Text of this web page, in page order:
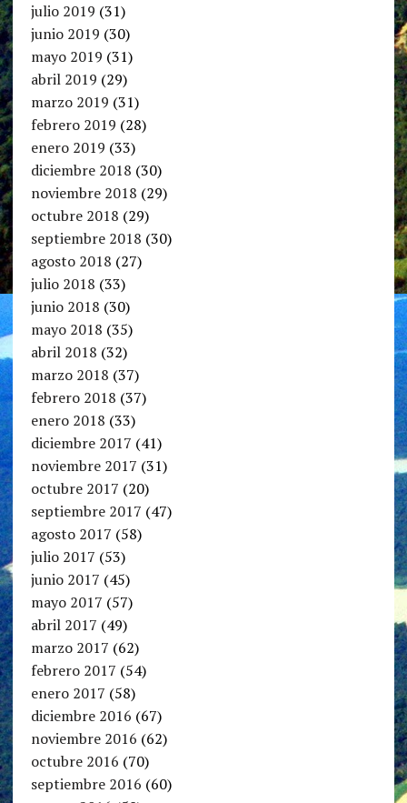
julio 2019 (31)
junio 2019 (30)
mayo 2019 (31)
abril 2019 (29)
marzo 2019 (31)
febrero 2019 (28)
enero 2019 (33)
diciembre 2018 (30)
noviembre 2018 (29)
octubre 2018 (29)
septiembre 2018 (30)
agosto 2018 (27)
julio 2018 (33)
junio 2018 (30)
mayo 2018 (35)
abril 2018 (32)
marzo 2018 (37)
febrero 2018 (37)
enero 2018 (33)
diciembre 2017 (41)
noviembre 2017 (31)
octubre 2017 (20)
septiembre 2017 (47)
agosto 2017 (58)
julio 2017 (53)
junio 2017 (45)
mayo 2017 (57)
abril 2017 (49)
marzo 2017 (62)
febrero 2017 (54)
enero 2017 (58)
diciembre 2016 (67)
noviembre 2016 (62)
octubre 2016 (70)
septiembre 2016 (60)